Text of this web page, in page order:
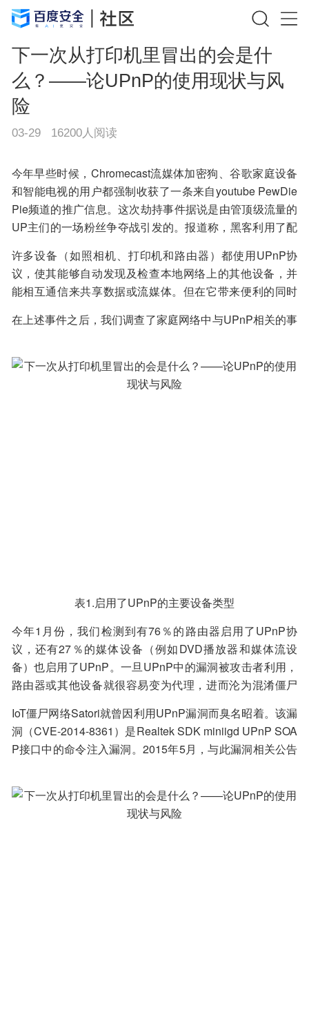
下一次从打印机里冒出的会是什
么？——论UPnP的使用现状与风
险
03-29 16200人阅读
今年早些时候，Chromecast流媒体加密狗、谷歌家庭设备
和智能电视的用户都强制收获了一条来自youtube PewDie
Pie频道的推广信息。这次劫持事件据说是由管顶级流量的
UP主们的一场粉丝争夺战引发的。报道称，黑客利用了配
al Plug – and – Play，简称UPnP)服务，导致路由器将公
共端口对向私有设备，并向公共互联网开放。
许多设备（如照相机、打印机和路由器）都使用UPnP协
议，使其能够自动发现及检查本地网络上的其他设备，并
能相互通信来共享数据或流媒体。但在它带来便利的同时
保护等等，不一而足。
在上述事件之后，我们调查了家庭网络中与UPnP相关的事
表1.启用了UPnP的主要设备类型
今年1月份，我们检测到有76％的路由器启用了UPnP协
议，还有27％的媒体设备（例如DVD播放器和媒体流设
备）也启用了UPnP。一旦UPnP中的漏洞被攻击者利用，
路由器或其他设备就很容易变为代理，进而沦为混淆僵尸
头，并且让人几乎无法跟踪恶意活动的执行情况。此前已
有过此类案例，利用路由器UPnP协议中的漏洞使之被迫连
接到端口，发送垃圾邮件或其他恶意邮件。
IoT僵尸网络Satori就曾因利用UPnP漏洞而臭名昭着。该漏
洞（CVE-2014-8361）是Realtek SDK miniigd UPnP SOA
P接口中的命令注入漏洞。2015年5月，与此漏洞相关公告
数据，许多设备仍在使用较旧的、可能易受攻击的UPnP版
本。